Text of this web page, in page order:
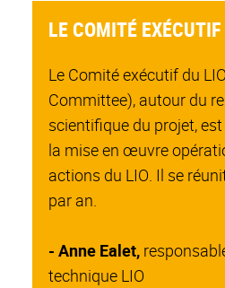
LE COMITÉ EXÉCUTIF
Le Comité exécutif du
Committee), autour du
scientifique du projet,
la mise en œuvre
actions du LIO. Il se
par an.
- Anne Ealet,
technique LIO